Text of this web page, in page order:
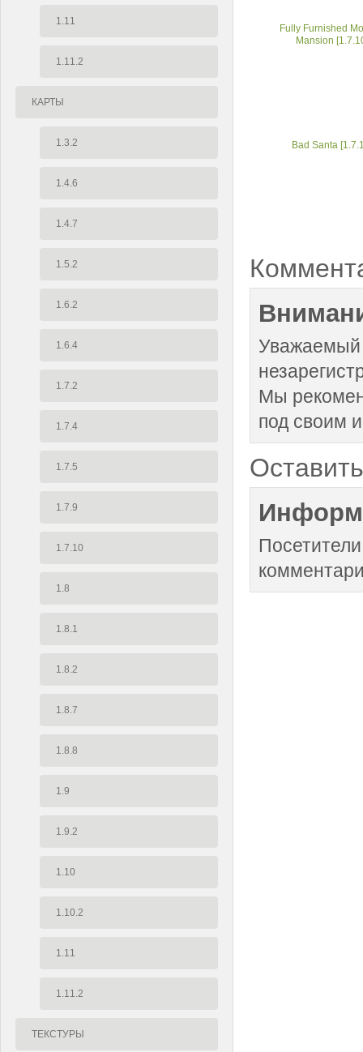
1.11
1.11.2
КАРТЫ
1.3.2
1.4.6
1.4.7
1.5.2
1.6.2
1.6.4
1.7.2
1.7.4
1.7.5
1.7.9
1.7.10
1.8
1.8.1
1.8.2
1.8.7
1.8.8
1.9
1.9.2
1.10
1.10.2
1.11
1.11.2
ТЕКСТУРЫ
Fully Furnished
Mansion
Bad Santa
Уважаемый
Мы
под своим